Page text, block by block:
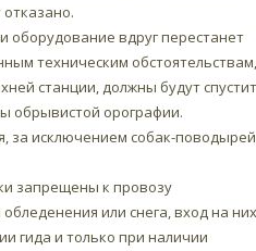
оборудование вдруг перестанет
техническим обстоятельствам,
станции, должны будут
обрывистой орографии.
за исключением собак-
запрещены к провозу
или снега, вход на них
гида и только при наличии